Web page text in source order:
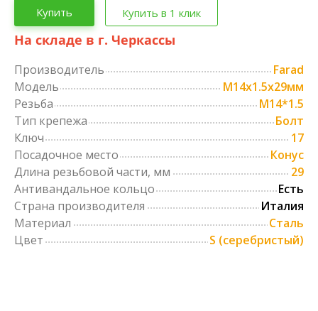
Купить Купить в 1 клик
На складе в г. Черкассы
Производитель
Farad
Модель
М14х1.5х29мм
Резьба
M14*1.5
Тип крепежа
Болт
Ключ
17
Посадочное место
Конус
Длина резьбовой части, мм
29
Антивандальное кольцо
Есть
Страна производителя
Италия
Материал
Сталь
Цвет
S (серебристый)